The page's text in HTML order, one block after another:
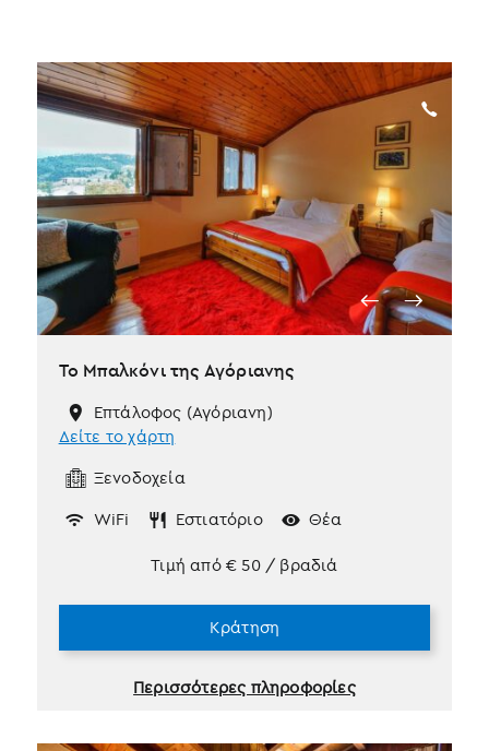
Το Μπαλκόνι της Αγόριανης
Επτάλοφος (Αγόριανη)
Δείτε το χάρτη
Ξενοδοχεία
WiFi
Εστιατόριο Θέα
Περισσότερες πληροφορίες
Τιμή από € 50 / βραδιά
Κράτηση